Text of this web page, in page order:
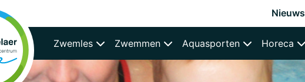
Nieuws
Zwemles Zwemmen Aquasporten Horeca